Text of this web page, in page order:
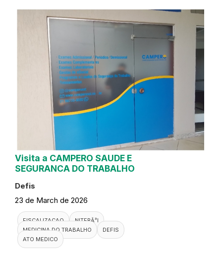
Visita a CAMPERO SAUDE E
SEGURANCA DO TRABALHO
Defis
23 de March de 2026
FISCALIZACAO
NITERÃ³I
MEDICINA DO TRABALHO
DEFIS
ATO MEDICO